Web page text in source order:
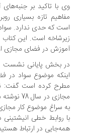
وی با تاکید بر
مفاهیم تازه بسیاری
زیرشاخه است. این
آموزش در فضای مجازی
در بخش پایانی نشست
مطرح کرده است گفت:
مجازی
به سراغ موضوع کار
با روابط خطی انیشتینی
همه‌جایی در ارتباط